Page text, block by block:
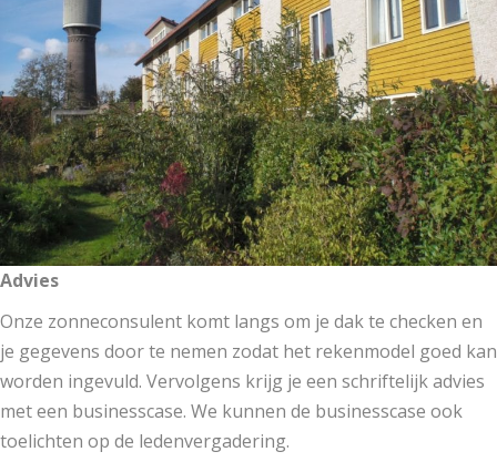
Advies
Onze zonneconsulent komt langs om je dak te checken en
je gegevens door te nemen zodat het rekenmodel goed kan
worden ingevuld. Vervolgens krijg je een schriftelijk advies
met een businesscase. We kunnen de businesscase ook
toelichten op de ledenvergadering.